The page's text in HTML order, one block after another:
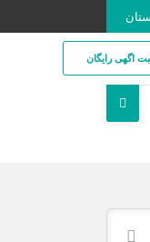
اگهی رایگان